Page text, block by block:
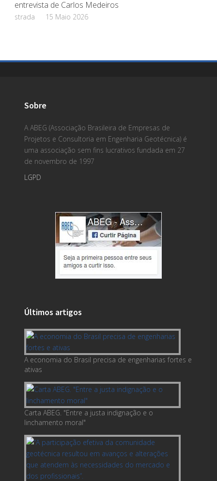
entrevista de Carlos Medeiros
strada 15 Maio 2026
Sobre
A ABEG (Associação Brasileira de Empresas de
Projetos e Consultoria em Engenharia Geotécnica) é
uma associação sem fins lucrativos fundada em 27
de novembro de 1997
LGPD
Últimos artigos
A economia do Brasil precisa de engenharias fortes e
ativas
Carta ABEG. "Entre a justa indignação e o
linchamento moral"